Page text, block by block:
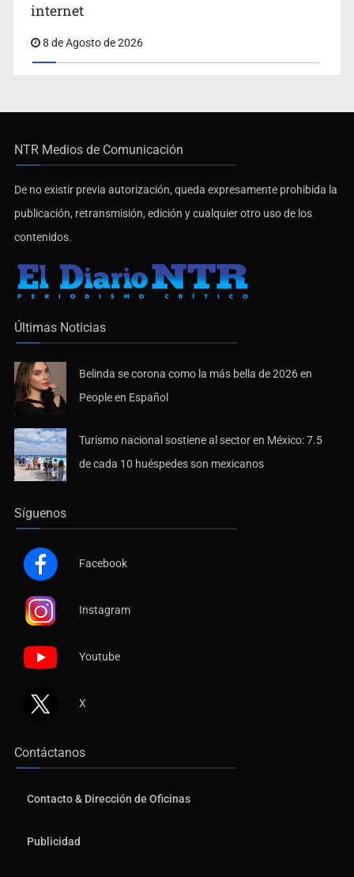
internet
8 de Agosto de 2026
NTR Medios de Comunicación
De no existir previa autorización, queda expresamente prohibida la
publicación, retransmisión, edición y cualquier otro uso de los
contenidos.
Últimas Noticias
Belinda se corona como la más bella de 2026 en
People en Español
Turismo nacional sostiene al sector en México: 7.5
de cada 10 huéspedes son mexicanos
Síguenos
Facebook
Instagram
Youtube
X
Contáctanos
Contacto & Dirección de Oficinas
Publicidad